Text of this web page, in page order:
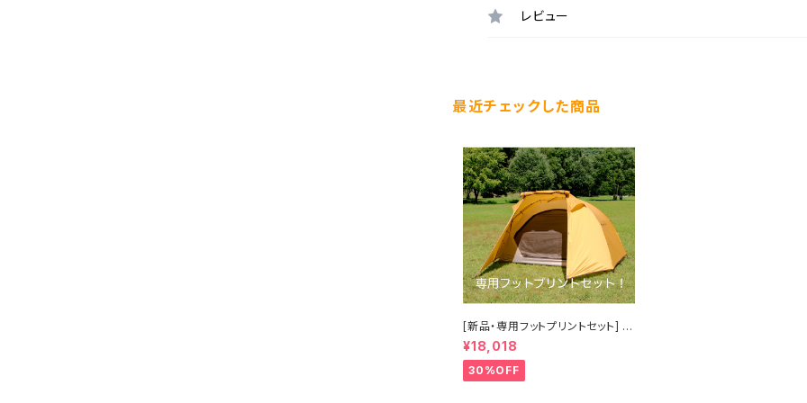
レビュー
最近チェックした商品
[新品・専用フットプリントセット] te
nt-Mark DESIGNS TENGER St
andard ＆ foot print (テンゲル
スタンダード＆フットプリント)(送料
別途)
¥18,018
30%OFF